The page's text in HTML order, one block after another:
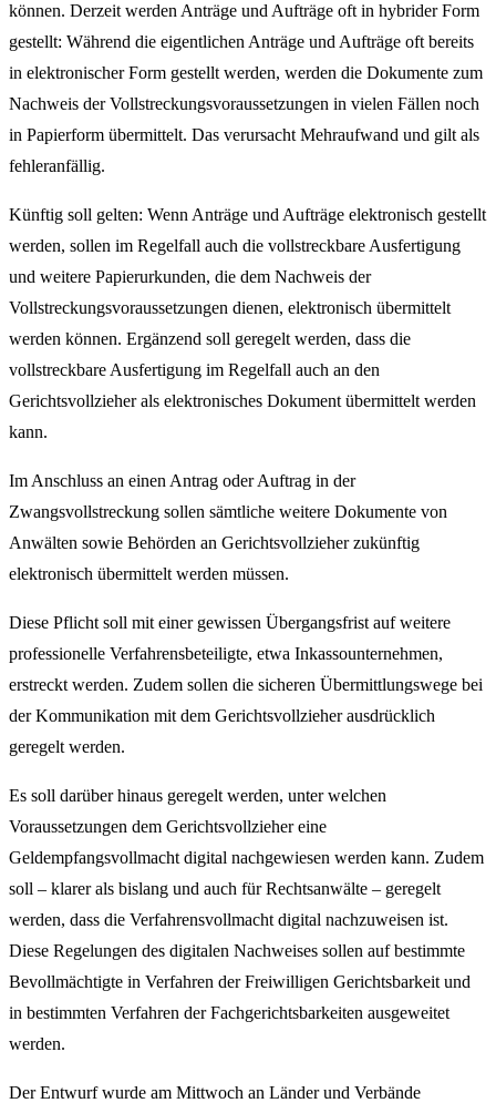
können. Derzeit werden Anträge und Aufträge oft in hybrider Form
gestellt: Während die eigentlichen Anträge und Aufträge oft bereits
in elektronischer Form gestellt werden, werden die Dokumente zum
Nachweis der Vollstreckungsvoraussetzungen in vielen Fällen noch
in Papierform übermittelt. Das verursacht Mehraufwand und gilt als
fehleranfällig.
Künftig soll gelten: Wenn Anträge und Aufträge elektronisch gestellt
werden, sollen im Regelfall auch die vollstreckbare Ausfertigung
und weitere Papierurkunden, die dem Nachweis der
Vollstreckungsvoraussetzungen dienen, elektronisch übermittelt
werden können. Ergänzend soll geregelt werden, dass die
vollstreckbare Ausfertigung im Regelfall auch an den
Gerichtsvollzieher als elektronisches Dokument übermittelt werden
kann.
Im Anschluss an einen Antrag oder Auftrag in der
Zwangsvollstreckung sollen sämtliche weitere Dokumente von
Anwälten sowie Behörden an Gerichtsvollzieher zukünftig
elektronisch übermittelt werden müssen.
Diese Pflicht soll mit einer gewissen Übergangsfrist auf weitere
professionelle Verfahrensbeteiligte, etwa Inkassounternehmen,
erstreckt werden. Zudem sollen die sicheren Übermittlungswege bei
der Kommunikation mit dem Gerichtsvollzieher ausdrücklich
geregelt werden.
Es soll darüber hinaus geregelt werden, unter welchen
Voraussetzungen dem Gerichtsvollzieher eine
Geldempfangsvollmacht digital nachgewiesen werden kann. Zudem
soll – klarer als bislang und auch für Rechtsanwälte – geregelt
werden, dass die Verfahrensvollmacht digital nachzuweisen ist.
Diese Regelungen des digitalen Nachweises sollen auf bestimmte
Bevollmächtigte in Verfahren der Freiwilligen Gerichtsbarkeit und
in bestimmten Verfahren der Fachgerichtsbarkeiten ausgeweitet
werden.
Der Entwurf wurde am Mittwoch an Länder und Verbände